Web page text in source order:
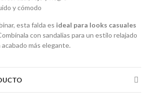
y cómodo
esta falda es ideal para looks casuales
con sandalias para un estilo relajado
más elegante.